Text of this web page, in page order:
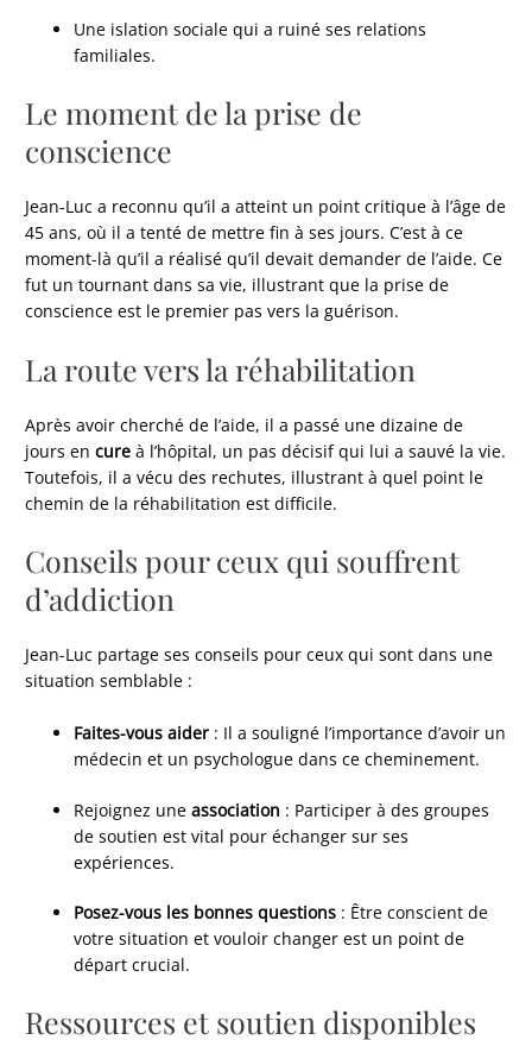
Une islation sociale qui a ruiné ses relations
familiales.
Le moment de la prise de
conscience
Jean-Luc a reconnu qu’il a atteint un point critique à l’âge de
45 ans, où il a tenté de mettre fin à ses jours. C’est à ce
moment-là qu’il a réalisé qu’il devait demander de l’aide. Ce
fut un tournant dans sa vie, illustrant que la prise de
conscience est le premier pas vers la guérison.
La route vers la réhabilitation
Après avoir cherché de l’aide, il a passé une dizaine de
jours encure à l’hôpital, un pas décisif qui lui a sauvé la vie.
Toutefois, il a vécu des rechutes, illustrant à quel point le
chemin de la réhabilitation est difficile.
Conseils pour ceux qui souffrent
d’addiction
Jean-Luc partage ses conseils pour ceux qui sont dans une
situation semblable :
Faites-vous aider: Il a souligné l’importance d’avoir un
médecin et un psychologue dans ce cheminement.
Rejoignez une association : Participer à des groupes
de soutien est vital pour échanger sur ses
expériences.
Posez-vous les bonnes questions: Être conscient de
votre situation et vouloir changer est un point de
départ crucial.
Ressources et soutien disponibles